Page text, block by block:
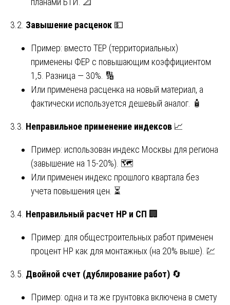
3.2. Завышение расценок 💵
Пример: вместо ТЕР (территориальных)
применены ФЕР с повышающим коэффициентом
1,5. Разница — 30%. 🔢
Или применена расценка на новый материал, а
фактически используется дешевый аналог. 🧴
3.3. Неправильное применение индексов 📈
Пример: использован индекс Москвы для региона
(завышение на 15-20%). 🗺️
Или применен индекс прошлого квартала без
учета повышения цен. ⏳
3.4. Неправильный расчет НР и СП 🏢
Пример: для общестроительных работ применен
процент НР как для монтажных (на 20% выше). 💹
3.5. Двойной счет (дублирование работ) 🔄
Пример: одна и та же грунтовка включена в смету